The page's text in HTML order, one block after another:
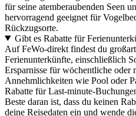
für seine atemberaubenden Seen
hervorragend geeignet für
Rückzugsorte.
Gibt es Rabatte für
Auf FeWo-direkt findest du
Ferienunterkünfte, einschließlich
Ersparnisse für wöchentliche
Annehmlichkeiten wie Pool oder
Rabatte für Last-minute-
Beste daran ist, dass du keinen
deine Reisedaten ein und wende